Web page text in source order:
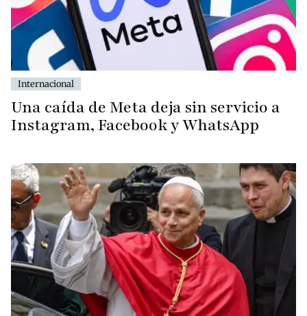
Internacional
Una caída de Meta deja sin servicio a
Instagram, Facebook y WhatsApp